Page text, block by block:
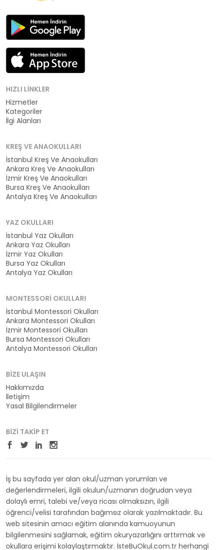
HIZLI LINKLER
Hizmetler
Kategoriler
İlgi Alanları
KREŞ VE ANAOKULLARI
İstanbul Kreş Ve Anaokulları
Ankara Kreş Ve Anaokulları
İzmir Kreş Ve Anaokulları
Bursa Kreş Ve Anaokulları
Antalya Kreş Ve Anaokulları
YAZ OKULLARI
İstanbul Yaz Okulları
Ankara Yaz Okulları
İzmir Yaz Okulları
Bursa Yaz Okulları
Antalya Yaz Okulları
MONTESSORI OKULLARI
İstanbul Montessori Okulları
Ankara Montessori Okulları
İzmir Montessori Okulları
Bursa Montessori Okulları
Antalya Montessori Okulları
BIZE ULAŞIN
Hakkımızda
İletişim
Yasal Bilgilendirmeler
BIZI TAKIP ET
İş bu sayfada yer alan okul/uzman yorumları ve
değerlendirmeleri, ilgili okulun/uzmanın doğrudan veya
dolaylı emri, talebi ve/veya ricası olmaksızın, ilgili
öğrenci/velisi tarafından bağımsız olarak yazılmaktadır. Bu
web sitesinin amacı eğitim alanında kamuoyunun
bilgilenmesini sağlamak, eğitim okuryazarlığını arttırmak ve
okullara erişimi kolaylaştırmaktır. İsteBuOkul.com.tr herhangi